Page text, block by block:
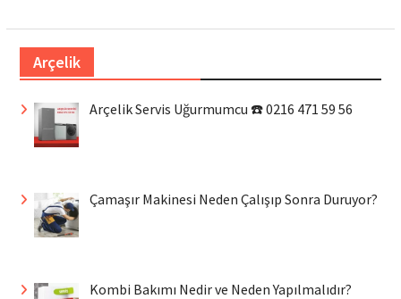
Arçelik
Arçelik Servis Uğurmumcu ☎️ 0216 471 59 56
Çamaşır Makinesi Neden Çalışıp Sonra Duruyor?
Kombi Bakımı Nedir ve Neden Yapılmalıdır?